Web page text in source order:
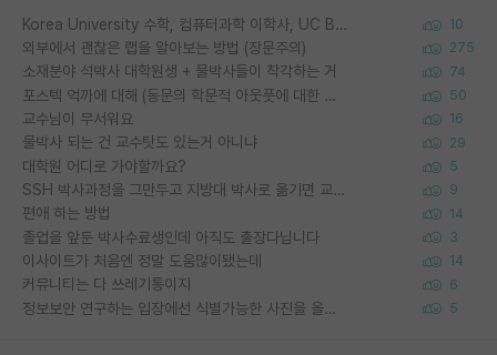
Korea University 수학, 컴퓨터과학 이학사, UC Berkeley 산업공학 대학원 공학박사가 되는 것은 쉽지 않겠죠? 10
외부에서 괜찮은 랩을 알아보는 방법 (장문주의) 275
소재분야 석박사 대학원생 + 물박사들이 착각하는 거 74
포스텍 억까에 대해 (동문의 학문적 아웃풋에 대한 반박) 50
교수님이 무서워요 16
물박사 되는 건 교수탓도 있는거 아니냐 29
대학원 어디로 가야할까요? 5
SSH 박사과정을 그만두고 지방대 박사로 옮기면 교수의 꿈은 끝일까요? 9
편애 하는 방법 14
졸업을 앞둔 박사수료생인데 아직도 출장다닙니다 3
이사이트가 처음엔 정말 도움많이됐는데 14
커뮤니티는 다 쓰레기통이지 6
정보보안 연구하는 입장에선 식별가능한 사진을 올리는건 비추이긴함 5